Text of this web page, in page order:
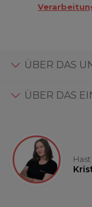
ÜBER DAS
ÜBER DAS